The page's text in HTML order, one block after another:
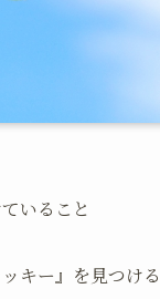
いること
キー』を見つけ